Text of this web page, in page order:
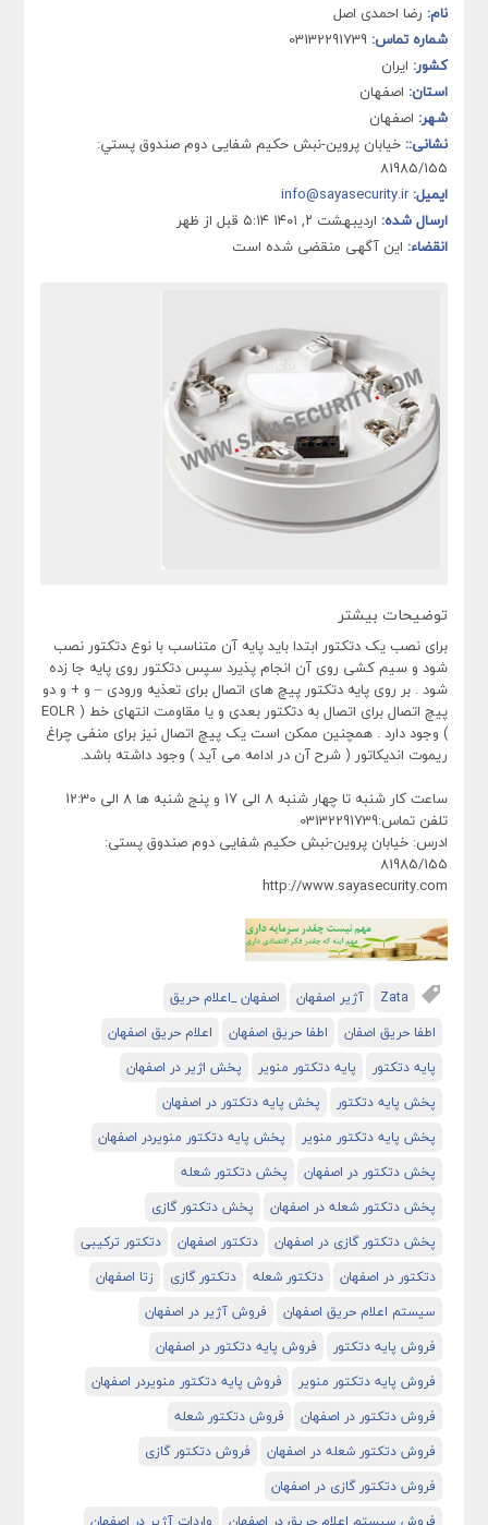
نام: رضا احمدی اصل
شماره تماس: 03132291739
کشور: ایران
استان: اصفهان
شهر: اصفهان
نشانی:: خيابان پروین-نبش حکیم شفایی دوم صندوق پستي:
81985/155
ایمیل: info@sayasecurity.ir
ارسال شده: اردیبهشت ۲, ۱۴۰۱ ۵:۱۴ قبل از ظهر
انقضاء: این آگهی منقضی شده است
توضیحات بیشتر
برای نصب یک دتکتور ابتدا باید پایه آن متناسب با نوع دتکتور نصب
شود و سیم کشی روی آن انجام پذیرد سپس دتکتور روی پایه جا زده
شود . بر روی پایه دتکتور پیچ های اتصال برای تعذیه ورودی – و + و دو
پیچ اتصال برای اتصال به دتکتور بعدی و یا مقاومت انتهای خط ( EOLR
) وجود دارد . همچنین ممکن است یک پیچ اتصال نیز برای منفی چراغ
ریموت اندیکاتور ( شرح آن در ادامه می آید ) وجود داشته باشد.
ساعت کار شنبه تا چهار شنبه 8 الی 17 و پنج شنبه ها 8 الی 12:30
تلفن تماس:03132291739
ادرس: خیابان پروین-نبش حکیم شفایی دوم صندوق پستی:
81985/155
http://www.sayasecurity.com
Zata آژیر اصفهان
اصفهان _اعلام حریق
اطفا حریق اصفان
اطفا حریق اصفهان
اعلام حریق اصفهان
پایه دتکتور
پایه دتکتور منویر
پخش اژیر در اصفهان
پخش پایه دتکتور
پخش پایه دتکتور در اصفهان
پخش پایه دتکتور منویر
پخش پایه دتکتور منویردر اصفهان
پخش دتکتور در اصفهان
پخش دتکتور شعله
پخش دتکتور شعله در اصفهان
پخش دتکتور گازی
پخش دتکتور گازی در اصفهان
دتکتور اصفهان
دتکتور ترکیبی
دتکتور در اصفهان
دتکتور شعله دتکتور گازی
زتا اصفهان
سیستم اعلام حریق اصفهان
فروش آژیر در اصفهان
فروش پایه دتکتور
فروش پایه دتکتور در اصفهان
فروش پایه دتکتور منویر
فروش پایه دتکتور منویردر اصفهان
فروش دتکتور در اصفهان
فروش دتکتور شعله
فروش دتکتور شعله در اصفهان
فروش دتکتور گازی
فروش دتکتور گازی در اصفهان